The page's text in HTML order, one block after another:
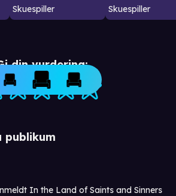
Skuespiller Skuespiller
din vurdering:
publikum
In the Land of Saints and Sinners